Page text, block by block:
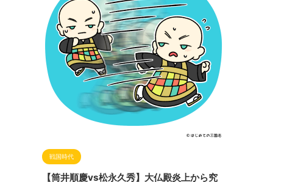
戦国時代
【筒井順慶vs松永久秀】大仏殿炎上から究